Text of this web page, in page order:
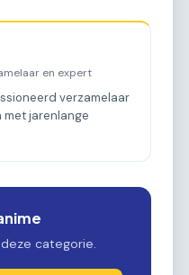
en expert
verzamelaar
met jarenlange
categorie.